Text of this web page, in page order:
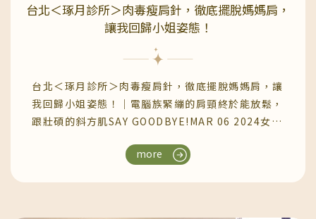
若有持續出血、劇烈疼痛或異常分泌物，請立即回診
評估我只有第一二天有一些分泌物，之後就變正常了
身體沒有不適感，只有術前需要剃一下毛，保持乾淨
了！兩周後，我真的發現『閨蜜部位』差別很明顯以
前只要跑步就會「無限滲水」，現在慢跑個3公里是
沒事的也不怕平常提重物，整個人變得更自在裡面乾
澀的問題也改善了，下面狀態變得柔軟又舒服更神奇
的是，敏感度也回來了整個人好像被「開啟電源」一
在廣告，但我就很怕踏進去除了原本自己想做的療程
外又要被推銷一大堆其他的項目（都講得很像我需要
整組打掉重蓋這樣= =a），所以透過介紹我找到了
生細心又老實，而且不會過度推銷，查了一下評價好
像真的很不商業！所以我就手刀預約看診了～～一進
門就看到桌上擺著MINT LIFT秘特拉提線的原廠認
診所）旁邊有小餅乾可以享用~還有義式咖啡可以喝
台北＜琢月診所＞肉毒瘦肩針，徹底擺脫媽媽肩，
讓我回歸小姐姿態！
台北＜琢月診所＞肉毒瘦肩針，徹底擺脫媽媽肩，讓
我回歸小姐姿態！｜電腦族緊繃的肩頸終於能放鬆，
跟壯碩的斜方肌SAY GOODBYE!MAR 06 2024女人
孩，肩膀就日漸茁壯另一方面是每次在電腦前工作
more